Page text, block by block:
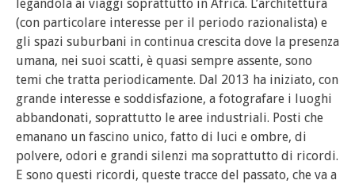
legandola ai viaggi soprattutto in Africa. L’architettura
(con particolare interesse per il periodo razionalista) e
gli spazi suburbani in continua crescita dove la presenza
umana, nei suoi scatti, è quasi sempre assente, sono
temi che tratta periodicamente. Dal 2013 ha iniziato, con
grande interesse e soddisfazione, a fotografare i luoghi
abbandonati, soprattutto le aree industriali. Posti che
emanano un fascino unico, fatto di luci e ombre, di
polvere, odori e grandi silenzi ma soprattutto di ricordi.
E sono questi ricordi, queste tracce del passato, che va a